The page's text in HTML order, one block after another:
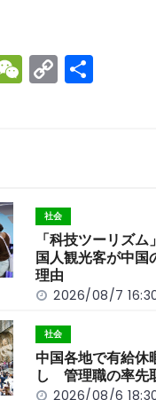
W
e
C
o
n
k
社会
「科技ツーリズ
国人観光客が中国
理由
2026/08/7
社会
中国各地で有給休
し 管理職の率先
2026/08/6